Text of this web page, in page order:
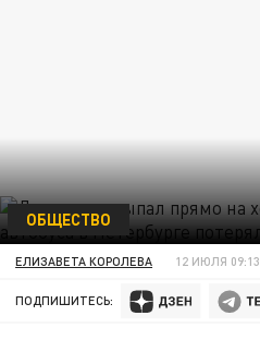
ОБЩЕСТВО
ЕЛИЗАВЕТА КОРОЛЕВА 12 ИЮЛЯ 09:13
ПОДПИШИТЕСЬ: